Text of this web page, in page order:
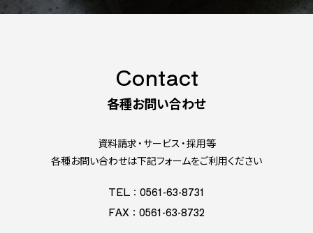
Contact
各種お問い合わせ
資料請求・サービス・採用等
各種お問い合わせは下記フォームをご利用ください
TEL：0561-63-8731
FAX：0561-63-8732